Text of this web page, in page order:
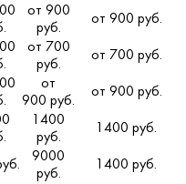
от 900
руб.
от 900 руб.
от 700
руб.
от 700 руб.
от
900 руб.
от 900 руб.
1400
руб.
1400 руб.
9000
руб.
1400 руб.